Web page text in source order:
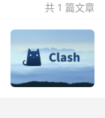
共 1 篇文章